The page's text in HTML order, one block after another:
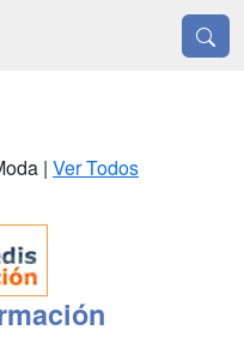
| Ver Todos